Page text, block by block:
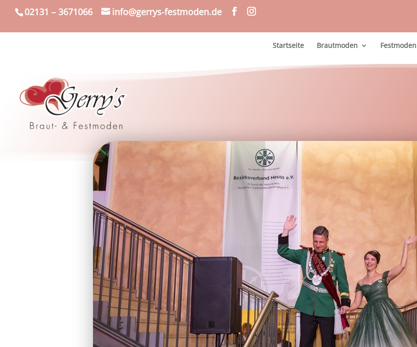
02131 – 3671066 info@gerrys-festmoden.de
Startseite Brautmoden Festmoden